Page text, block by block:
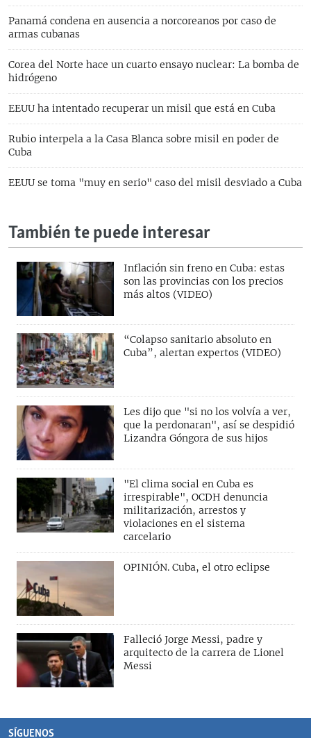
Panamá condena en ausencia a norcoreanos por caso de
armas cubanas
Corea del Norte hace un cuarto ensayo nuclear: La bomba de
hidrógeno
EEUU ha intentado recuperar un misil que está en Cuba
Rubio interpela a la Casa Blanca sobre misil en poder de
Cuba
EEUU se toma "muy en serio" caso del misil desviado a Cuba
También te puede interesar
Inflación sin freno en Cuba: estas
son las provincias con los precios
más altos (VIDEO)
“Colapso sanitario absoluto en
Cuba”, alertan expertos (VIDEO)
Les dijo que "si no los volvía a ver,
que la perdonaran", así se despidió
Lizandra Góngora de sus hijos
"El clima social en Cuba es
irrespirable", OCDH denuncia
militarización, arrestos y
violaciones en el sistema
carcelario
OPINIÓN. Cuba, el otro eclipse
Falleció Jorge Messi, padre y
arquitecto de la carrera de Lionel
Messi
SÍGUENOS